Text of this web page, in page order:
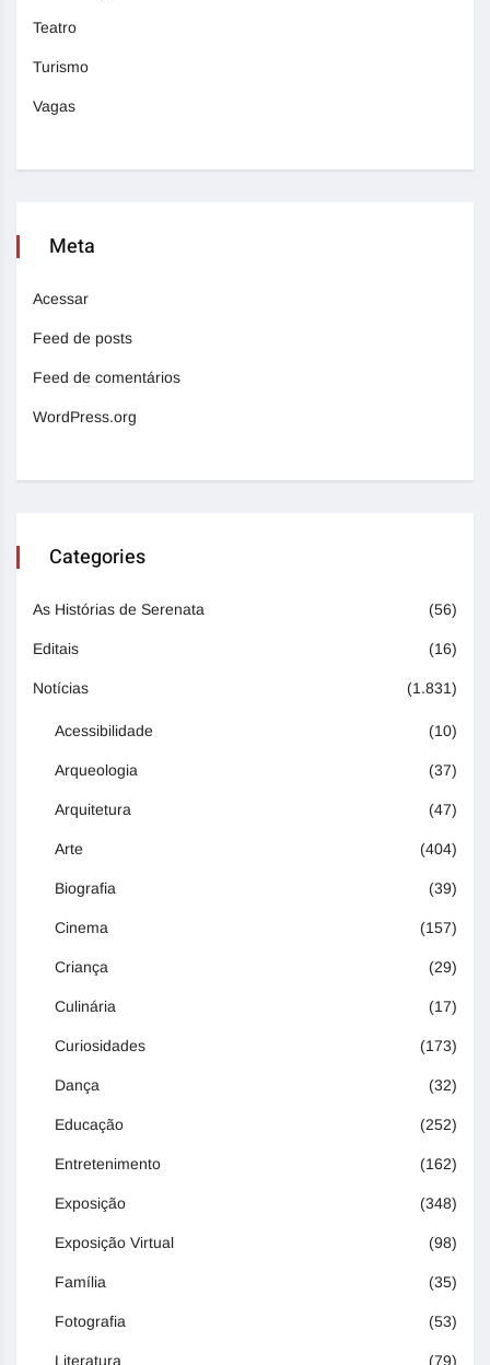
Teatro
Turismo
Vagas
Meta
Acessar
Feed de posts
Feed de comentários
WordPress.org
Categories
As Histórias de Serenata (56)
Editais (16)
Notícias (1.831)
Acessibilidade (10)
Arqueologia (37)
Arquitetura (47)
Arte (404)
Biografia (39)
Cinema (157)
Criança (29)
Culinária (17)
Curiosidades (173)
Dança (32)
Educação (252)
Entretenimento (162)
Exposição (348)
Exposição Virtual (98)
Família (35)
Fotografia (53)
Literatura (79)